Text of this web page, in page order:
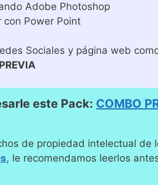
Adobe Photoshop
con Power Point
Sociales y página web
este Pack: COMBO
de propiedad intelectual de
, le recomendamos leerlos